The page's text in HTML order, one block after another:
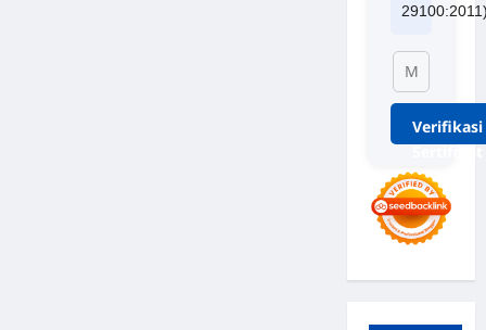
Verifikasi
Sertifikat